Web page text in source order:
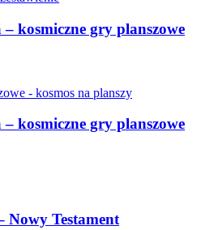
kosmiczne gry planszowe
kosmiczne gry planszowe
Nowy Testament